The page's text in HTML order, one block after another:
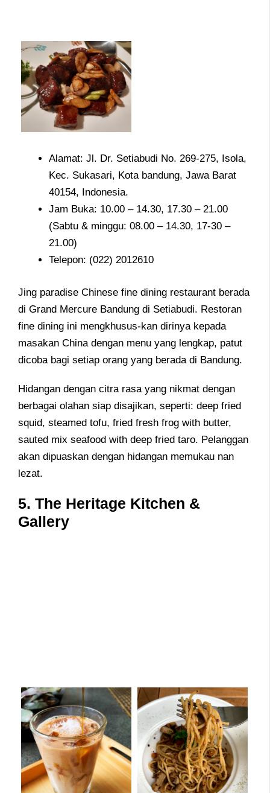
Alamat: Jl. Dr. Setiabudi No. 269-275, Isola,
Kec. Sukasari, Kota bandung, Jawa Barat
40154, Indonesia.
Jam Buka: 10.00 – 14.30, 17.30 – 21.00
(Sabtu & minggu: 08.00 – 14.30, 17-30 –
21.00)
Telepon: (022) 2012610
Jing paradise Chinese fine dining restaurant berada
di Grand Mercure Bandung di Setiabudi. Restoran
fine dining ini mengkhusus-kan dirinya kepada
masakan China dengan menu yang lengkap, patut
dicoba bagi setiap orang yang berada di Bandung.
Hidangan dengan citra rasa yang nikmat dengan
berbagai olahan siap disajikan, seperti: deep fried
squid, steamed tofu, fried fresh frog with butter,
sauted mix seafood with deep fried taro. Pelanggan
akan dipuaskan dengan hidangan memukau nan
lezat.
5. The Heritage Kitchen &
Gallery